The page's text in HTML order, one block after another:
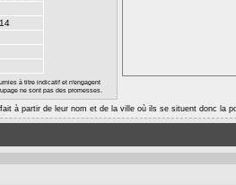
à titre indicatif et n'engagent
ne sont pas des promesses.
à partir de leur nom et de la ville où ils se situent donc la